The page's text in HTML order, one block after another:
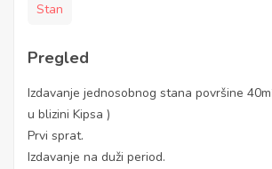
Stan
Pregled
Izdavanje jednosobnog stana površine
u blizini Kipsa )
Prvi sprat.
Izdavanje na duži period.